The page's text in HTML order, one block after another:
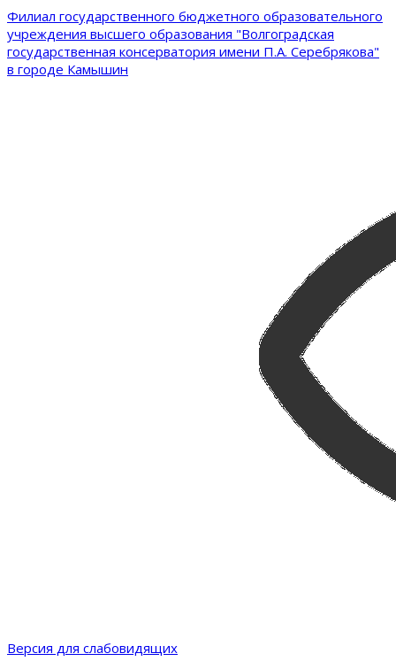
Филиал государственного бюджетного образовательного
учреждения высшего образования "Волгоградская
государственная консерватория имени П.А. Серебрякова"
в городе Камышин
Версия для слабовидящих